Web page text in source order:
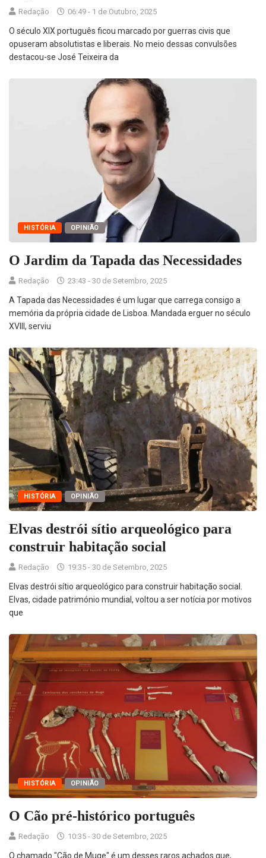
Redação 06:49 - 1 de Outubro, 2025
O século XIX português ficou marcado por guerras civis que
opuseram absolutistas e liberais. No meio dessas convulsões
destacou-se José Teixeira da
HISTÓRIA OPINIÃO
O Jardim da Tapada das Necessidades
Redação 23:43 - 30 de Setembro, 2025
A Tapada das Necessidades é um lugar que carrega consigo a
memória da própria cidade de Lisboa. Mandada erguer no século
XVIII, serviu
HISTÓRIA OPINIÃO
Elvas destrói sítio arqueológico para
construir habitação social
Redação 19:35 - 30 de Setembro, 2025
Elvas destrói sítio arqueológico para construir habitação social.
Elvas, cidade património mundial, voltou a ser notícia por motivos
que
HISTÓRIA OPINIÃO
O Cão pré-histórico português
Redação 10:35 - 30 de Setembro, 2025
O chamado "Cão de Muge" é um desses raros achados que,